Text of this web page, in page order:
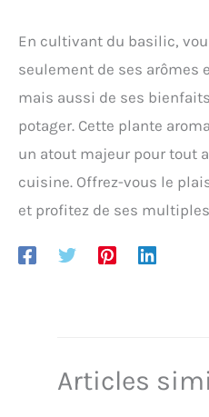
En cultivant du basilic,
seulement de ses arômes
mais aussi de ses
potager. Cette plante
un atout majeur pour tout
cuisine. Offrez-vous le
et profitez de ses
Articles